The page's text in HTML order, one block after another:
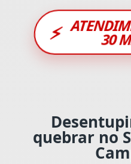
⚡ 30
quebrar no